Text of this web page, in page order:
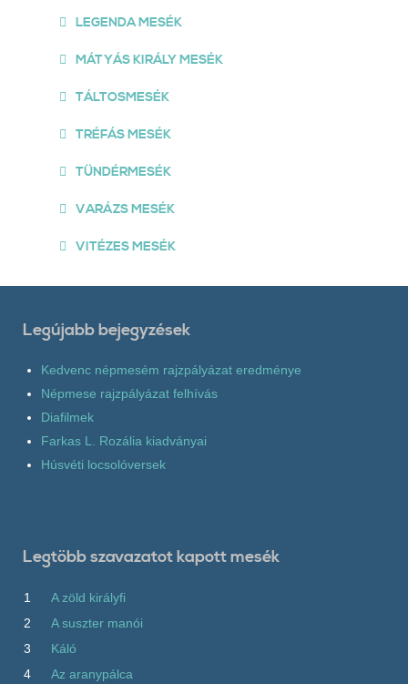
LEGENDA MESÉK
MÁTYÁS KIRÁLY MESÉK
TÁLTOSMESÉK
TRÉFÁS MESÉK
TÜNDÉRMESÉK
VARÁZS MESÉK
VITÉZES MESÉK
Legújabb bejegyzések
Kedvenc népmesém rajzpályázat eredménye
Népmese rajzpályázat felhívás
Diafilmek
Farkas L. Rozália kiadványai
Húsvéti locsolóversek
Legtöbb szavazatot kapott mesék
1
A zöld királyfi
2
A suszter manói
3
Káló
4
Az aranypálca